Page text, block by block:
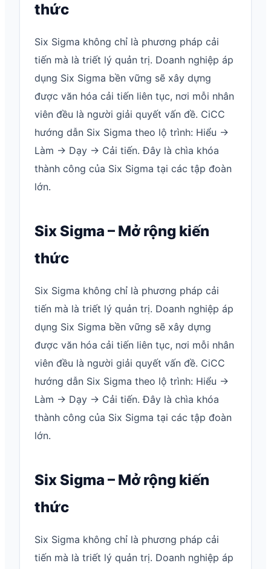
thức
Six Sigma không chỉ là phương pháp cải
tiến mà là triết lý quản trị. Doanh nghiệp áp
dụng Six Sigma bền vững sẽ xây dựng
được văn hóa cải tiến liên tục, nơi mỗi nhân
viên đều là người giải quyết vấn đề. CiCC
hướng dẫn Six Sigma theo lộ trình: Hiểu →
Làm → Dạy → Cải tiến. Đây là chìa khóa
thành công của Six Sigma tại các tập đoàn
lớn.
Six Sigma – Mở rộng kiến
thức
Six Sigma không chỉ là phương pháp cải
tiến mà là triết lý quản trị. Doanh nghiệp áp
dụng Six Sigma bền vững sẽ xây dựng
được văn hóa cải tiến liên tục, nơi mỗi nhân
viên đều là người giải quyết vấn đề. CiCC
hướng dẫn Six Sigma theo lộ trình: Hiểu →
Làm → Dạy → Cải tiến. Đây là chìa khóa
thành công của Six Sigma tại các tập đoàn
lớn.
Six Sigma – Mở rộng kiến
thức
Six Sigma không chỉ là phương pháp cải
tiến mà là triết lý quản trị. Doanh nghiệp áp